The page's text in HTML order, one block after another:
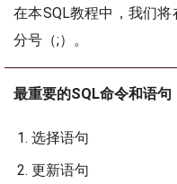
在本SQL教程中，我们
分号（;）。
最重要的SQL命令和语句
选择语句
更新语句